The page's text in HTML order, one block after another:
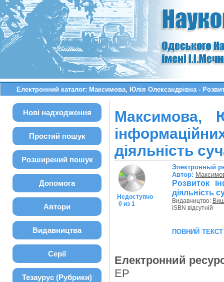
Електронний каталог: Максимова, Юлія Олександрівна -
Нові надходження
Простий пошук
Розширений пошук
Допомога
Автори
Видавництва
Серії
Тезаурус (Рубрики)
Максимова,
діяльність
Недоступно
0 из 1
Электронный
Автор:
Розвиток
діяльність
Видавництво:
ISBN відсутній
повний текст
Електронний
ЕР